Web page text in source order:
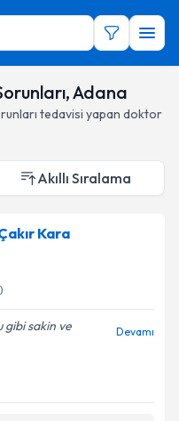
Adana
tedavisi yapan doktor
Akıllı Sıralama
Kara
gibi sakin ve
Devamı